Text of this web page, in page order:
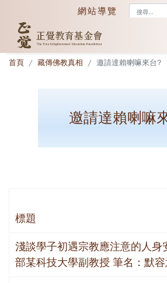
網站導覽
首頁 藏傳佛教真相 邀請達賴喇嘛來台?
邀請達賴喇嘛
標題
淺談學子初遇宗教應注意的人身
部某科技大學副教授 筆名：默容